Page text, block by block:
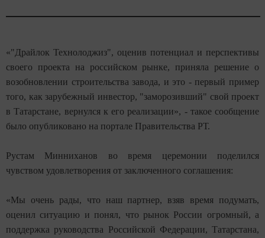
«"Драйлок Технолоджиз", оценив потенциал и перспективы
своего проекта на российском рынке, приняла решение о
возобновлении строительства завода, и это - первый пример
того, как зарубежный инвестор, "заморозивший" свой проект
в Татарстане, вернулся к его реализации», - такое сообщение
было опубликовано на портале Правительства РТ.
Рустам Минниханов во время церемонии поделился
чувством удовлетворения от заключенного соглашения:
«Мы очень рады, что наш партнер, взяв время подумать,
оценил ситуацию и понял, что рынок России огромный, а
поддержка руководства Российской Федерации, Татарстана,